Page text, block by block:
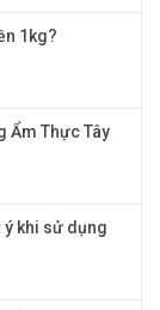
1kg?
Ẩm Thực Tây
ý khi sử dụng